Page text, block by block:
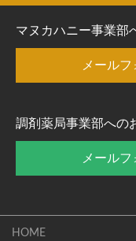
マヌカハニー事業部
メール
調剤薬局事業部への
メール
HOME